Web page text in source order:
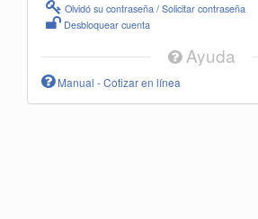
Olvidó su contraseña / Solicitar contraseña
Desbloquear cuenta
Ayuda
Manual - Cotizar en línea